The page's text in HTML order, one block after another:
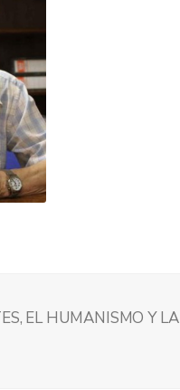
EL HUMANISMO Y LA